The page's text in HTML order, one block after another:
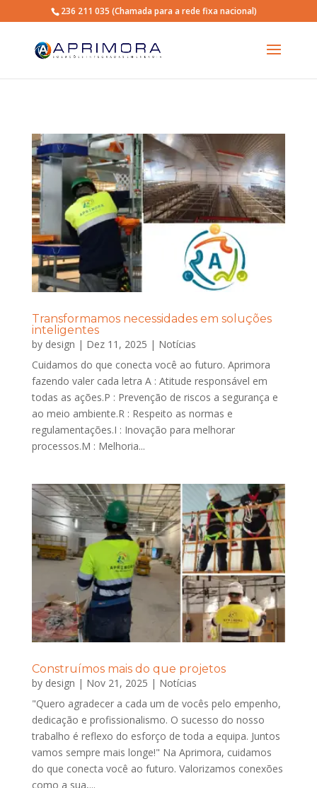
236 211 035 (Chamada para a rede fixa nacional)
Transformamos necessidades em soluções
inteligentes
by design | Dez 11, 2025 | Notícias
Cuidamos do que conecta você ao futuro. Aprimora
fazendo valer cada letra A : Atitude responsável em
todas as ações.P : Prevenção de riscos a segurança e
ao meio ambiente.R : Respeito as normas e
regulamentações.I : Inovação para melhorar
processos.M : Melhoria...
Construímos mais do que projetos
by design | Nov 21, 2025 | Notícias
"Quero agradecer a cada um de vocês pelo empenho,
dedicação e profissionalismo. O sucesso do nosso
trabalho é reflexo do esforço de toda a equipa. Juntos
vamos sempre mais longe!" Na Aprimora, cuidamos
do que conecta você ao futuro. Valorizamos conexões
como a sua,...